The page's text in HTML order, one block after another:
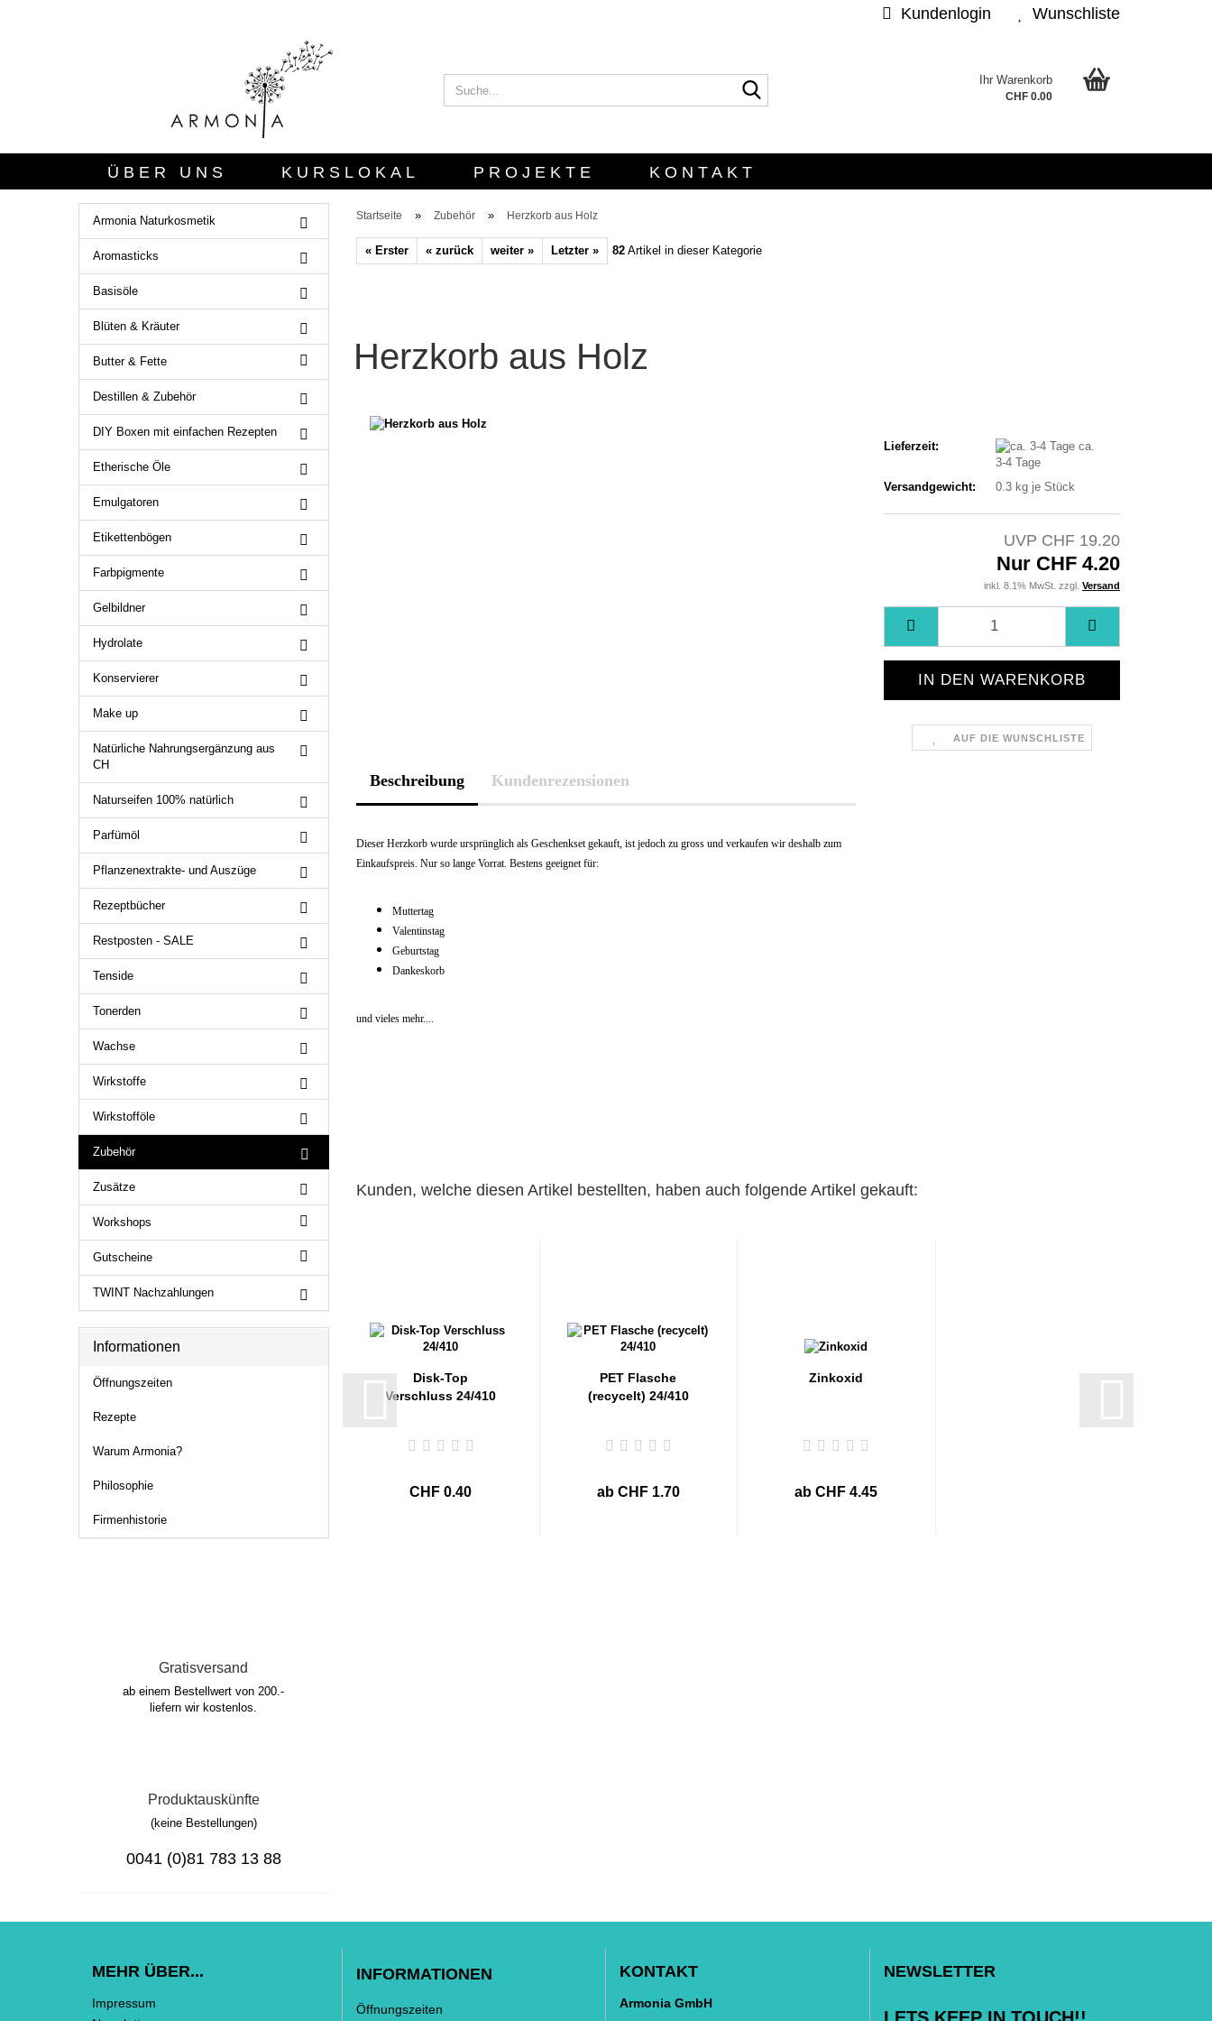
Kundenlogin
E-Mail
Passwort
Wunschliste
Ihr Warenkorb
CHF 0.00
ÜBER UNS KURSLOKAL PROJEKTE
KONTAKT
SICHERHEITSBEWERTUNG
Startseite » Zubehör » Herzkorb aus Holz
« Erster « zurück weiter » Letzter » 82Artikel in dieser Kategorie
Herzkorb aus Holz
Lieferzeit:
ca.
3-4 Tage
Versandgewicht:
0.3kg je Stück
UVP CHF 19.20
Nur CHF 4.20
inkl. 8.1% MwSt. zzgl. Versand
AUF DIE WUNSCHLISTE
Beschreibung Kundenrezensionen
Dieser Herzkorb wurde ursprünglich als Geschenkset gekauft, ist jedoch zu gross und verkaufen wir deshalb zum
Einkaufspreis. Nur so lange Vorrat. Bestens geeignet für:
Muttertag
Valentinstag
Geburtstag
Dankeskorb
und vieles mehr....
Kunden, welche diesen Artikel bestellten, haben auch folgende Artikel gekauft:
Disk-Top
Verschluss 24/410
CHF 0.40
PET Flasche
(recycelt) 24/410
ab CHF 1.70
Zinkoxid
ab CHF 4.45
Armonia Naturkosmetik
Aromasticks
Basisöle
Blüten & Kräuter
Butter & Fette
Destillen & Zubehör
DIY Boxen mit einfachen Rezepten
Etherische Öle
Emulgatoren
Etikettenbögen
Farbpigmente
Gelbildner
Hydrolate
Konservierer
Make up
Natürliche Nahrungsergänzung aus
CH
Naturseifen 100% natürlich
Parfümöl
Pflanzenextrakte- und Auszüge
Rezeptbücher
Restposten - SALE
Tenside
Tonerden
Wachse
Wirkstoffe
Wirkstofföle
Zubehör
Zusätze
Workshops
Gutscheine
TWINT Nachzahlungen
Informationen
Öffnungszeiten
Rezepte
Warum Armonia?
Philosophie
Firmenhistorie
Gratisversand
ab einem Bestellwert von 200.-
liefern wir kostenlos.
Produktauskünfte
(keine Bestellungen)
0041 (0)81 783 13 88
MEHR ÜBER...
Impressum
INFORMATIONEN
Öffnungszeiten
KONTAKT
Armonia GmbH
NEWSLETTER